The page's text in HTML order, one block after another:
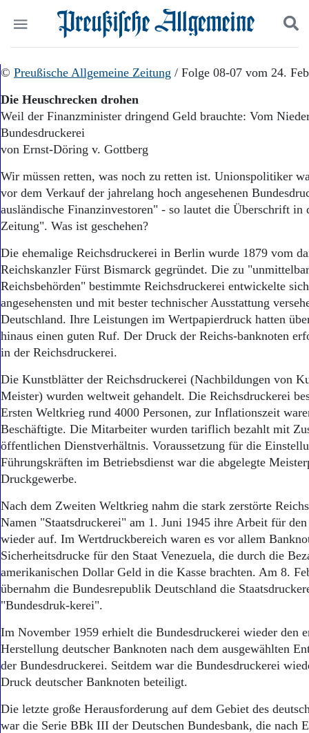
Start
Wer wir sind
Aktuelle Ausgabe
Abonnenten-Login
Abonnent werden
Archiv
Mediadaten
Politik
Wirtschaft
Panorama
Leben
Ostpreußen
Pommern
Berlin-Brandenburg
Schlesien
Bücher
Kontakt
Impressum
Datenschutz
Suchen und finden
© Preußische Allgemeine Zeitung / Folge 08-07 vom 24.
Die Heuschrecken drohen
Weil der Finanzminister dringend Geld brauchte: Vom
Bundesdruckerei
von Ernst-Döring v. Gottberg
Wir müssen retten, was noch zu retten ist. Unionspolitiker
vor dem Verkauf der jahrelang hoch angesehenen
ausländische Finanzinvestoren" - so lautet die Überschrift in
Zeitung". Was ist geschehen?
Die ehemalige Reichsdruckerei in Berlin wurde 1879 vom
Reichskanzler Fürst Bismarck gegründet. Die zu
Reichsbehörden" bestimmte Reichsdruckerei entwickelte
angesehensten und mit bester technischer Ausstattung
Deutschland. Ihre Leistungen im Wertpapierdruck hatten
hinaus einen guten Ruf. Der Druck der Reichs-banknoten
in der Reichsdruckerei.
Die Kunstblätter der Reichsdruckerei (Nachbildungen von
Meister) wurden weltweit gehandelt. Die Reichsdruckerei
Ersten Weltkrieg rund 4000 Personen, zur Inflationszeit
Beschäftigte. Die Mitarbeiter wurden tariflich bezahlt mit
öffentlichen Dienstverhältnis. Voraussetzung für die
Führungskräften im Betriebsdienst war die abgelegte
Druckgewerbe.
Nach dem Zweiten Weltkrieg nahm die stark zerstörte
Namen "Staatsdruckerei" am 1. Juni 1945 ihre Arbeit für
wieder auf. Im Wertdruckbereich waren es vor allem
Sicherheitsdrucke für den Staat Venezuela, die durch die
amerikanischen Dollar Geld in die Kasse brachten. Am 8.
übernahm die Bundesrepublik Deutschland die
"Bundesdruk-kerei".
Im November 1959 erhielt die Bundesdruckerei wieder den
Herstellung deutscher Banknoten nach dem ausgewählten
der Bundesdruckerei. Seitdem war die Bundesdruckerei
Druck deutscher Banknoten beteiligt.
Die letzte große Herausforderung auf dem Gebiet des
war die Serie BBk III der Deutschen Bundesbank, die nach